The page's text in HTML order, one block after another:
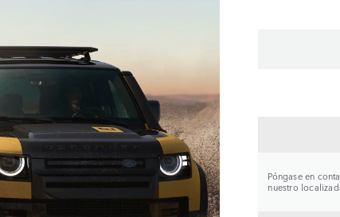
Póngase en
nuestro